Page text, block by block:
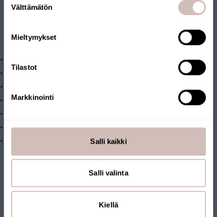
valinta
Välttämätön
Mieltymykset
Tilastot
Markkinointi
Salli kaikki
Salli valinta
Kiellä
andere:
Geuren en smaken
IJzer en roest
Let op: aanbevolen voor het verbeteren van de kwaliteit van
Filtervervangingsinterval
Leveringsland